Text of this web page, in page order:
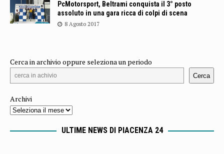
PcMotorsport, Beltrami conquista il 3° posto
assoluto in una gara ricca di colpi di scena
8 Agosto 2017
Cerca in archivio oppure seleziona un periodo
Cerca
Archivi
ULTIME NEWS DI PIACENZA 24